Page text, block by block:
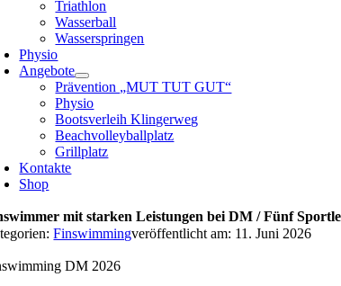
Triathlon
Wasserball
Wasserspringen
Physio
Angebote
Prävention „MUT TUT GUT“
Physio
Bootsverleih Klingerweg
Beachvolleyballplatz
Grillplatz
Kontakte
Shop
mit starken Leistungen bei DM / Fünf
Finswimmingveröffentlicht am: 11. Juni 2026
DM 2026